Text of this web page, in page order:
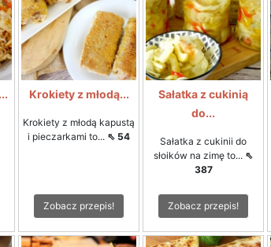
Krokiety z młodą...
Krokiety z młodą kapustą
i pieczarkami to... ⇖ 54
Zobacz przepis!
Sałatka z cukinią
do...
Sałatka z cukinii do
słoików na zimę to... ⇖
387
Zobacz przepis!